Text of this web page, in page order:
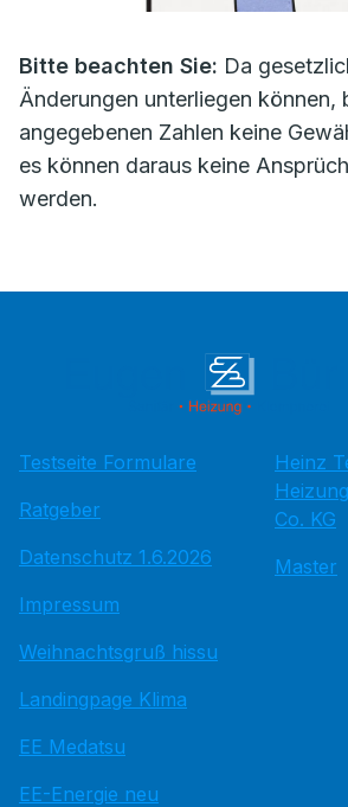
Bitte beachten Sie: Da
Änderungen unterliegen können,
angegebenen Zahlen keine
es können daraus keine
werden.
Testseite Formulare
Ratgeber
Datenschutz 1.6.2026
Impressum
Weihnachtsgruß hissu
Landingpage Klima
EE Medatsu
EE-Energie neu
Heinz
Co. KG
Master